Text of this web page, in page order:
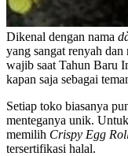
Dikenal dengan nama
yang sangat renyah
wajib saat Tahun Baru
kapan saja sebagai
Setiap toko biasanya
menteganya unik.
memilih Crispy Egg
tersertifikasi halal.